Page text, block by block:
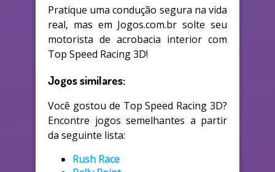
Pratique uma condução segura na vida
real, mas em Jogos.com.br solte seu
motorista de acrobacia interior com
Top Speed Racing 3D!
Jogos similares:
Você gostou de Top Speed Racing 3D?
Encontre jogos semelhantes a partir
da seguinte lista:
Rush Race